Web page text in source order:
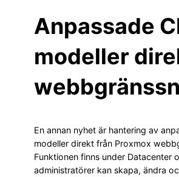
Anpassade
modeller
En annan nyhet är hantering av
modeller direkt från Proxmox
Funktionen finns under Datacenter
administratörer kan skapa, ändra